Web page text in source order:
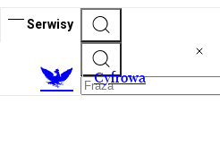
Serwisy
Cyfrowa